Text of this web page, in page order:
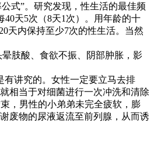
式”。研究发现，性生活的最佳频
40天5次（8天1次）。用年龄的十
天内保持至少7次的性生活。当然
肢酸、食欲不振、阴部肿胀，影
有讲究的。女性一定要立马去排
相当于对细菌进行一次冲洗和清除
，男性的小弟弟未完全疲软，膨
废物的尿液返流至前列腺，从而诱